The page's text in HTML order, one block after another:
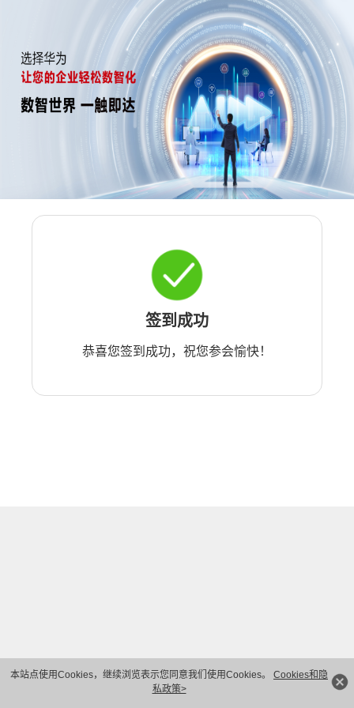
本站点使用Cookies，继续浏览表示您同意我们使用Cookies。 Cookies和隐
私政策>
签到成功
恭喜您签到成功，祝您参会愉快！